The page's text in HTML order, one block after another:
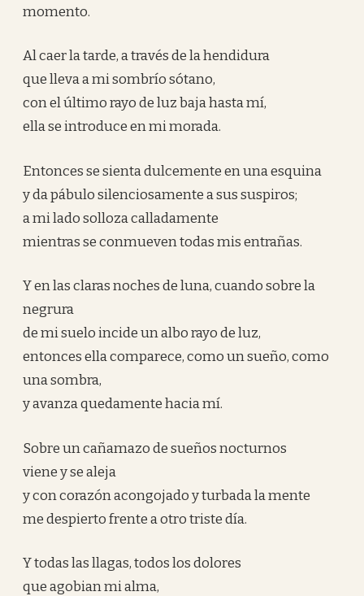
momento.
Al caer la tarde, a través de la hendidura
que lleva a mi sombrío sótano,
con el último rayo de luz baja hasta mí,
ella se introduce en mi morada.
Entonces se sienta dulcemente en una esquina
y da pábulo silenciosamente a sus suspiros;
a mi lado solloza calladamente
mientras se conmueven todas mis entrañas.
Y en las claras noches de luna, cuando sobre la
negrura
de mi suelo incide un albo rayo de luz,
entonces ella comparece, como un sueño, como
una sombra,
y avanza quedamente hacia mí.
Sobre un cañamazo de sueños nocturnos
viene y se aleja
y con corazón acongojado y turbada la mente
me despierto frente a otro triste día.
Y todas las llagas, todos los dolores
que agobian mi alma,